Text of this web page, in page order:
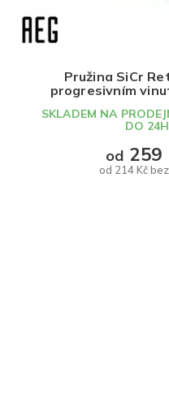
Pružina SiCr
progresivním
(různé
SKLADEM NA
DO 24H
od 214 Kč
od 259